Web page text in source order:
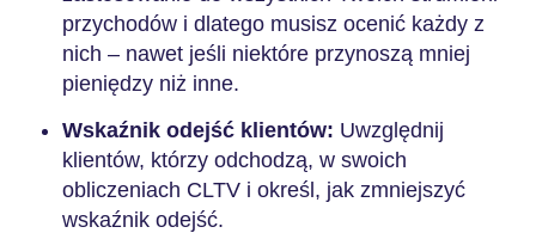
przychodów i dlatego musisz ocenić każdy z
nich – nawet jeśli niektóre przynoszą mniej
pieniędzy niż inne.
Wskaźnik odejść klientów: Uwzględnij
klientów, którzy odchodzą, w swoich
obliczeniach CLTV i określ, jak zmniejszyć
wskaźnik odejść.